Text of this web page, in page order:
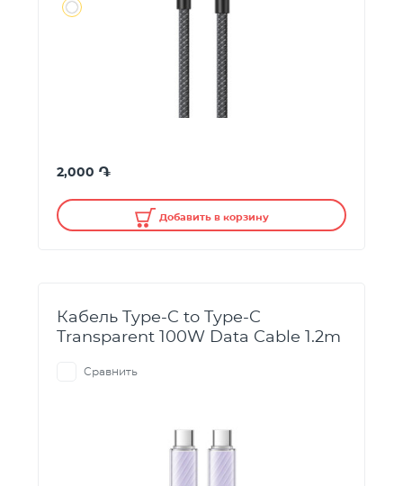
2,000 ֏
Добавить в корзину
Кабель Type-C to Type-C
Transparent 100W Data Cable 1.2m
Сравнить